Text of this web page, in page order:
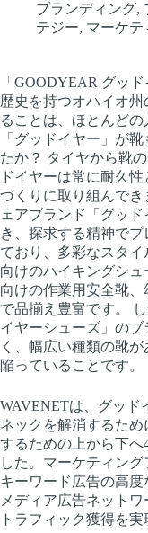
ブランディング,
テジー, マーケテ
「GOODYEAR グッ
歴史を持つオハイオ
ることは、ほとんどの
「グッドイヤー」が
たか？ タイヤから靴
ドイヤーは常に耐久
づくりに取り組んで
ェアブランド「グッ
き、探求する精神で
ており、多彩なスタ
向けのハイキングシ
向けの作業用安全靴
で品揃え豊富です。
イヤーシューズ」の
く、幅広い種類の靴
陥っていることです。
WAVENETは、グッド
ネックを解消するた
するための上から下へ
した。マーケティン
キーワード広告の高度
メディア広告ネット
トラフィック獲得を実